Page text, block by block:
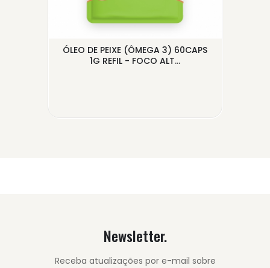
ÓLEO DE PEIXE (ÔMEGA 3) 60CAPS
1G REFIL - FOCO ALT...
Newsletter.
Receba atualizações por e-mail sobre